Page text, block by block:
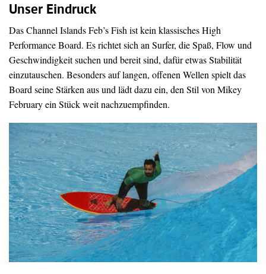
Unser Eindruck
Das Channel Islands Feb’s Fish ist kein klassisches High
Performance Board. Es richtet sich an Surfer, die Spaß, Flow und
Geschwindigkeit suchen und bereit sind, dafür etwas Stabilität
einzutauschen. Besonders auf langen, offenen Wellen spielt das
Board seine Stärken aus und lädt dazu ein, den Stil von Mikey
February ein Stück weit nachzuempfinden.